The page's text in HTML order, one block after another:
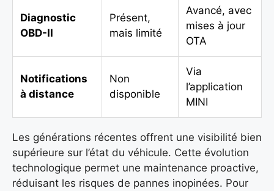
Diagnostic
OBD-II
Présent,
mais limité
Avancé, avec
mises à jour
OTA
Notifications
à distance
Non
disponible
Via
l’application
MINI
Les générations récentes offrent une visibilité bien
supérieure sur l’état du véhicule. Cette évolution
technologique permet une maintenance proactive,
réduisant les risques de pannes inopinées. Pour